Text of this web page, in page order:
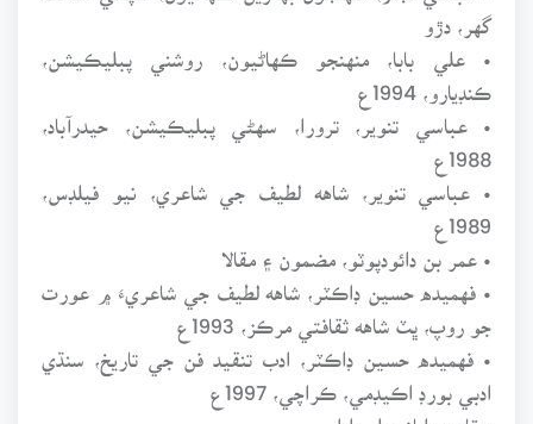
گهر، دڙو
• علي بابا، منهنجو ڪهاڻيون، روشني پبليڪيشن،
ڪنڊيارو، 1994ع
• عباسي تنوير، ترورا، سهڻي پبليڪيشن، حيدرآباد،
1988ع
• عباسي تنوير، شاهه لطيف جي شاعري، نيو فيلڊس،
1989ع
• عمر بن دائودپوٽو، مضمون ۽ مقالا
• فهميده حسين ڊاڪٽر، شاهه لطيف جي شاعريءَ ۾ عورت
جو روپ، ڀٽ شاهه ثقافتي مرڪز، 1993ع
• فهميده حسين ڊاڪٽر، ادب تنقيد فن جي تاريخ، سنڌي
ادبي بورڊ اڪيڊمي، ڪراچي، 1997ع
• قادري اياز، بلو دادا